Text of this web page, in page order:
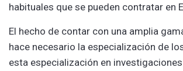
habituales que se pueden contratar en
El hecho de contar con una amplia
hace necesario la especialización de
esta especialización en